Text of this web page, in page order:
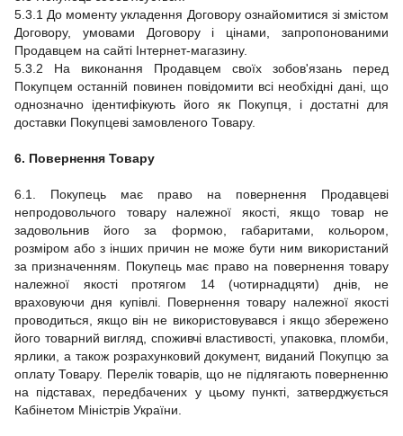
5.3.1 До моменту укладення Договору ознайомитися зі змістом
Договору, умовами Договору і цінами, запропонованими
Продавцем на сайті Інтернет-магазину.
5.3.2 На виконання Продавцем своїх зобов'язань перед
Покупцем останній повинен повідомити всі необхідні дані, що
однозначно ідентифікують його як Покупця, і достатні для
доставки Покупцеві замовленого Товару.
6. Повернення Товару
6.1. Покупець має право на повернення Продавцеві
непродовольчого товару належної якості, якщо товар не
задовольнив його за формою, габаритами, кольором,
розміром або з інших причин не може бути ним використаний
за призначенням. Покупець має право на повернення товару
належної якості протягом 14 (чотирнадцяти) днів, не
враховуючи дня купівлі. Повернення товару належної якості
проводиться, якщо він не використовувався і якщо збережено
його товарний вигляд, споживчі властивості, упаковка, пломби,
ярлики, а також розрахунковий документ, виданий Покупцю за
оплату Товару. Перелік товарів, що не підлягають поверненню
на підставах, передбачених у цьому пункті, затверджується
Кабінетом Міністрів України.